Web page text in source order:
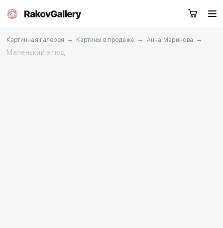
Картинная галерея → Картины в продаже → Анна Маринова
→
Маленький этюд